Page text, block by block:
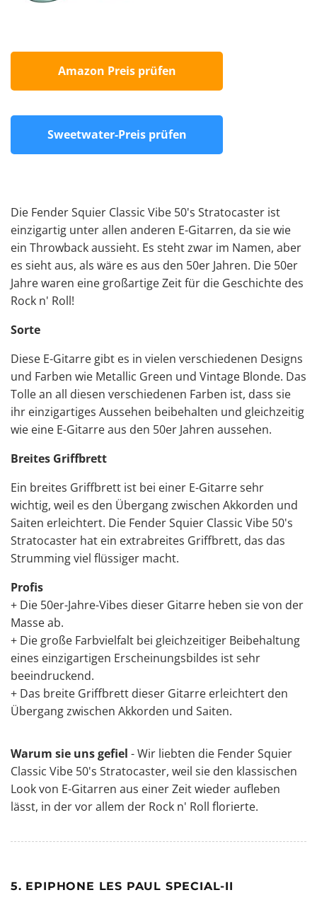
Amazon Preis prüfen
Sweetwater-Preis prüfen
Die Fender Squier Classic Vibe 50's Stratocaster ist
einzigartig unter allen anderen E-Gitarren, da sie wie
ein Throwback aussieht. Es steht zwar im Namen, aber
es sieht aus, als wäre es aus den 50er Jahren. Die 50er
Jahre waren eine großartige Zeit für die Geschichte des
Rock n' Roll!
Sorte
Diese E-Gitarre gibt es in vielen verschiedenen Designs
und Farben wie Metallic Green und Vintage Blonde. Das
Tolle an all diesen verschiedenen Farben ist, dass sie
ihr einzigartiges Aussehen beibehalten und gleichzeitig
wie eine E-Gitarre aus den 50er Jahren aussehen.
Breites Griffbrett
Ein breites Griffbrett ist bei einer E-Gitarre sehr
wichtig, weil es den Übergang zwischen Akkorden und
Saiten erleichtert. Die Fender Squier Classic Vibe 50's
Stratocaster hat ein extrabreites Griffbrett, das das
Strumming viel flüssiger macht.
Profis
+ Die 50er-Jahre-Vibes dieser Gitarre heben sie von der
Masse ab.
+ Die große Farbvielfalt bei gleichzeitiger Beibehaltung
eines einzigartigen Erscheinungsbildes ist sehr
beeindruckend.
+ Das breite Griffbrett dieser Gitarre erleichtert den
Übergang zwischen Akkorden und Saiten.
Warum sie uns gefiel - Wir liebten die Fender Squier
Classic Vibe 50's Stratocaster, weil sie den klassischen
Look von E-Gitarren aus einer Zeit wieder aufleben
lässt, in der vor allem der Rock n' Roll florierte.
5. EPIPHONE LES PAUL SPECIAL-II